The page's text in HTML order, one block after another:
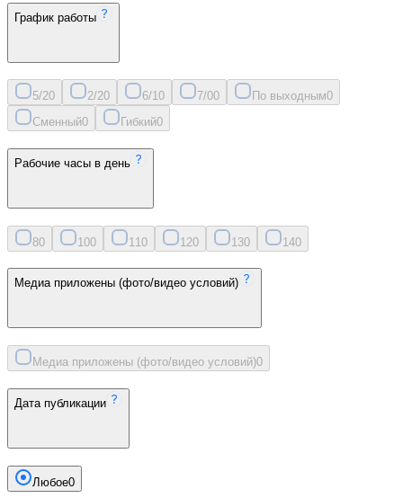
График работы
5/20 2/20 6/10 7/00 По выходным0
Сменный0 Гибкий0
Рабочие часы в день
80 100 11 0 120 130 140
Медиа приложены (фото/видео условий)
Медиа приложены (фото/видео условий)0
Дата публикации
Любое0